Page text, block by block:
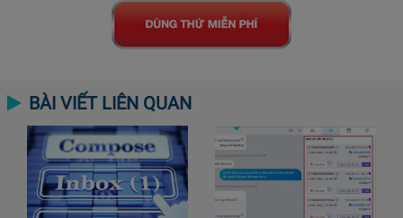
BÀI VIẾT LIÊN QUAN